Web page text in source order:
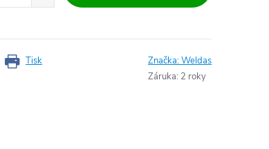
Tisk Značka:Weldas
Záruka: 2 roky